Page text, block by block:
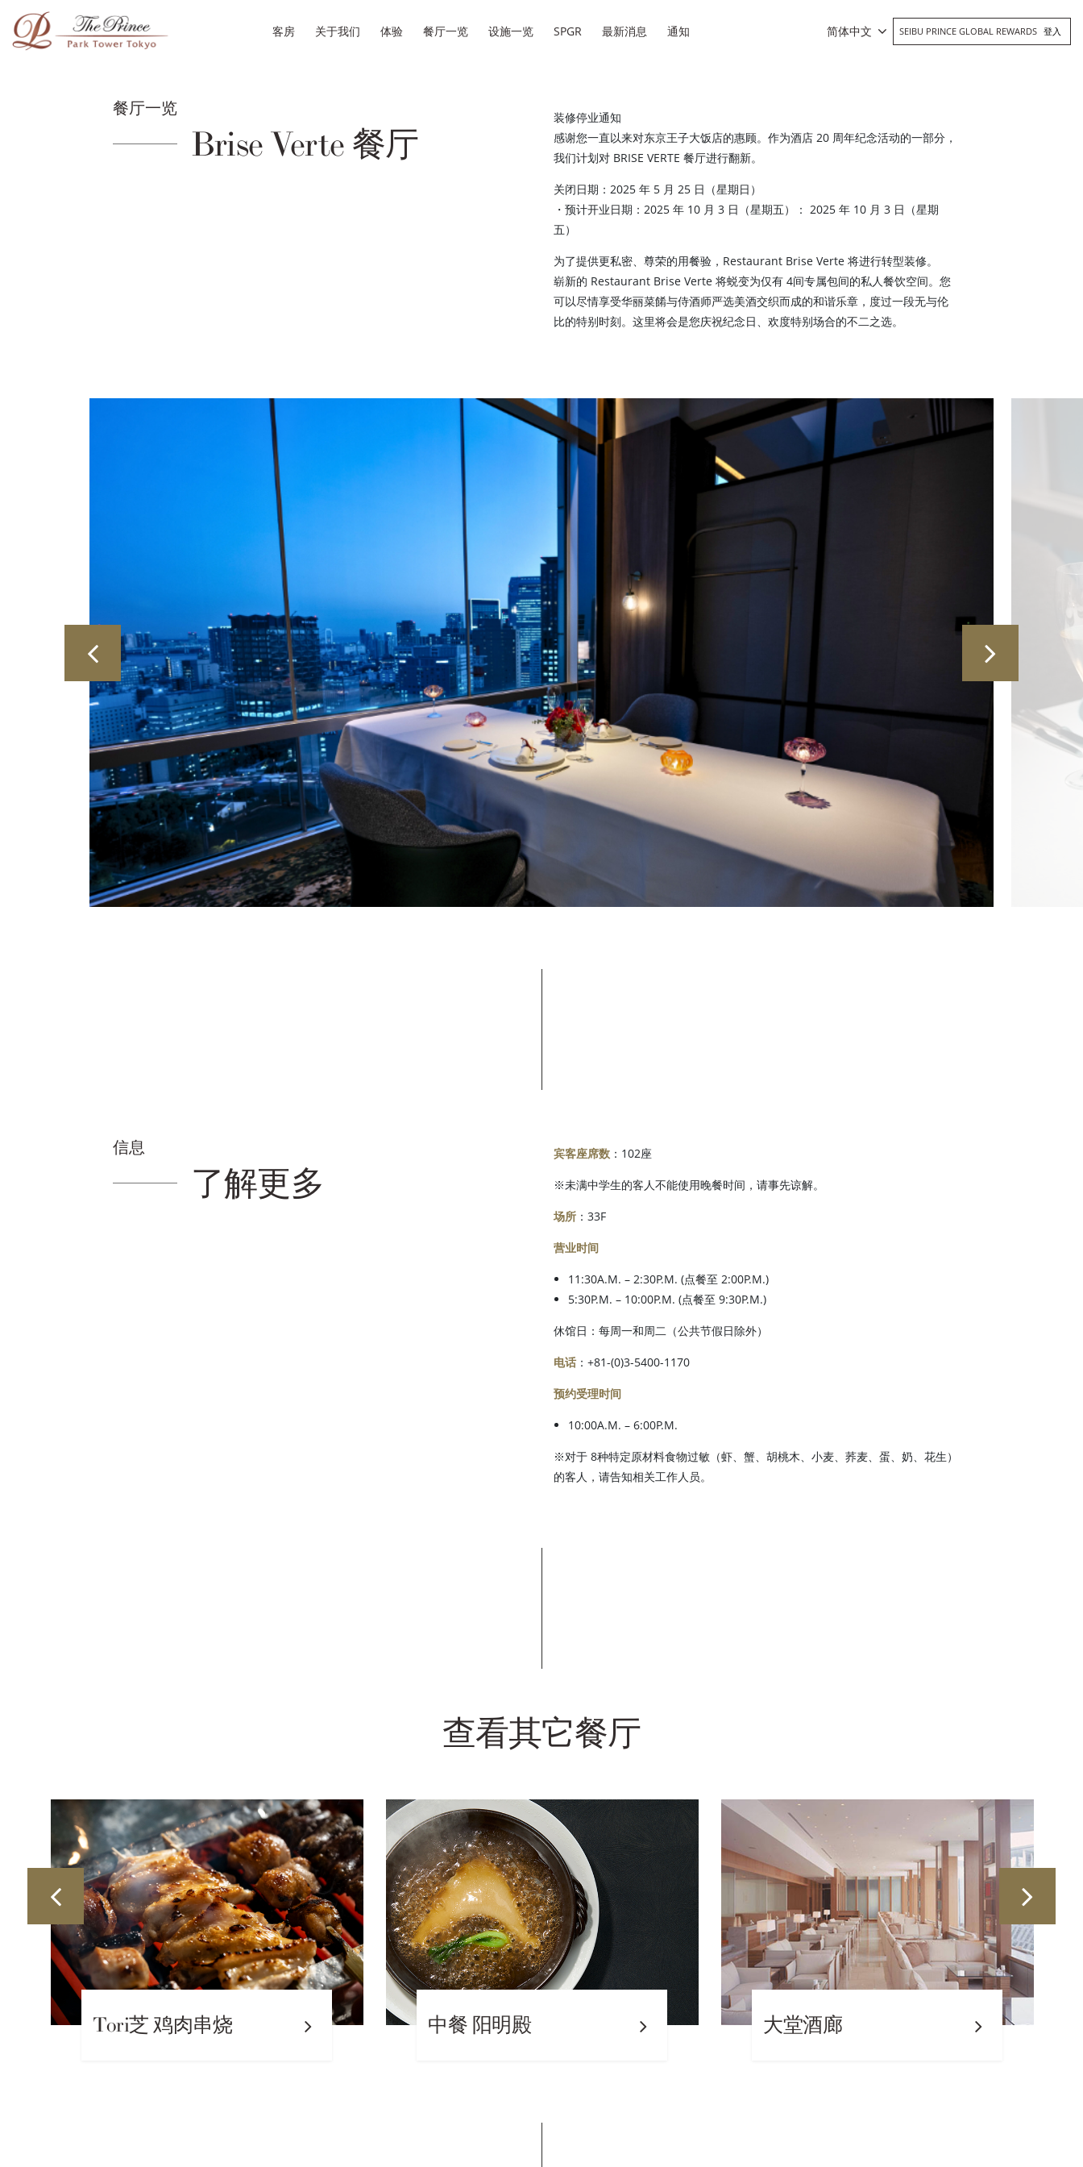
客房 关于我们 体验 餐厅一览 设施一览 SPGR 最新消息 通知 简体中文 SEIBU PRINCE GLOBAL REWARDS 登入
餐厅一览
Brise Verte 餐厅
装修停业通知
感谢您一直以来对东京王子大饭店的惠顾。作为酒店 20 周年纪念活动的一部分，
我们计划对 BRISE VERTE 餐厅进行翻新。
关闭日期：2025 年 5 月 25 日（星期日）
・预计开业日期：2025 年 10 月 3 日（星期五）： 2025 年 10 月 3 日（星期
五）
为了提供更私密、尊荣的用餐验，Restaurant Brise Verte 将进行转型装修。
崭新的 Restaurant Brise Verte 将蜕变为仅有 4间专属包间的私人餐饮空间。您
可以尽情享受华丽菜餚与侍酒师严选美酒交织而成的和谐乐章，度过一段无与伦
比的特别时刻。这里将会是您庆祝纪念日、欢度特别场合的不二之选。
信息
了解更多
宾客座席数：102座
※未满中学生的客人不能使用晚餐时间，请事先谅解。
场所：33F
营业时间
11:30A.M. – 2:30P.M. (点餐至 2:00P.M.)
5:30P.M. – 10:00P.M. (点餐至 9:30P.M.)
休馆日：每周一和周二（公共节假日除外）
电话：+81-(0)3-5400-1170
预约受理时间
10:00A.M. – 6:00P.M.
※对于 8种特定原材料食物过敏（虾、蟹、胡桃木、小麦、荞麦、蛋、奶、花生）
的客人，请告知相关工作人员。
查看其它餐厅
肉串烧 中餐 阳明殿 大堂酒廊 Mokuren主酒